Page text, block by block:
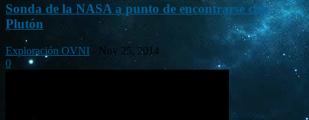
Sonda de la NASA a punto de encontrarse con
Plutón
Exploración OVNI - Nov 25, 2014
0